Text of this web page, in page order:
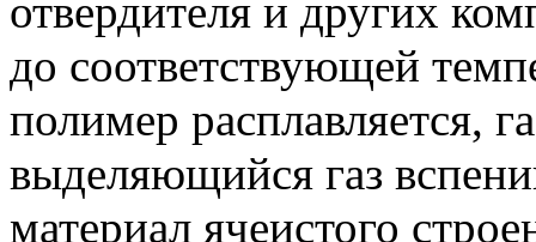
отвердителя и других
до соответствующей
полимер расплавляется,
выделяющийся газ
материал ячеистого